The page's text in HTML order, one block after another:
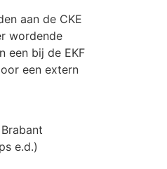
aan de CKE
wordende
een bij de EKF
een extern
e.d.)